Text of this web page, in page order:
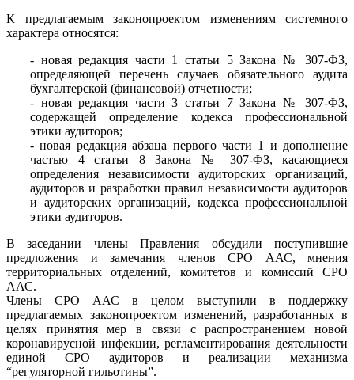
К предлагаемым законопроектом изменениям системного
характера относятся:
- новая редакция части 1 статьи 5 Закона № 307-ФЗ,
определяющей перечень случаев обязательного аудита
бухгалтерской (финансовой) отчетности;
- новая редакция части 3 статьи 7 Закона № 307-ФЗ,
содержащей определение кодекса профессиональной
этики аудиторов;
- новая редакция абзаца первого части 1 и дополнение
частью 4 статьи 8 Закона № 307-ФЗ, касающиеся
определения независимости аудиторских организаций,
аудиторов и разработки правил независимости аудиторов
и аудиторских организаций, кодекса профессиональной
этики аудиторов.
В заседании члены Правления обсудили поступившие
предложения и замечания членов СРО ААС, мнения
территориальных отделений, комитетов и комиссий СРО
ААС.
Члены СРО ААС в целом выступили в поддержку
предлагаемых законопроектом изменений, разработанных в
целях принятия мер в связи с распространением новой
коронавирусной инфекции, регламентирования деятельности
единой СРО аудиторов и реализации механизма
“регуляторной гильотины”.